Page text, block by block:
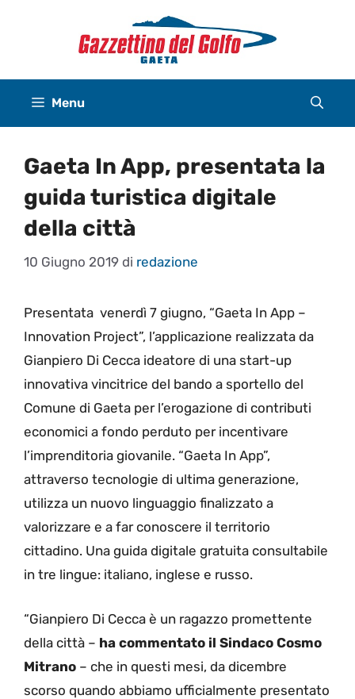
Menu
Gaeta In App, presentata la
guida turistica digitale
della città
10 Giugno 2019 di redazione
Presentata venerdì 7 giugno, “Gaeta In App –
Innovation Project”, l’applicazione realizzata da
Gianpiero Di Cecca ideatore di una start-up
innovativa vincitrice del bando a sportello del
Comune di Gaeta per l’erogazione di contributi
economici a fondo perduto per incentivare
l’imprenditoria giovanile. “Gaeta In App”,
attraverso tecnologie di ultima generazione,
utilizza un nuovo linguaggio finalizzato a
valorizzare e a far conoscere il territorio
cittadino. Una guida digitale gratuita consultabile
in tre lingue: italiano, inglese e russo.
“Gianpiero Di Cecca è un ragazzo promettente
della città – ha commentato il Sindaco Cosmo
Mitrano – che in questi mesi, da dicembre
scorso quando abbiamo ufficialmente presentato